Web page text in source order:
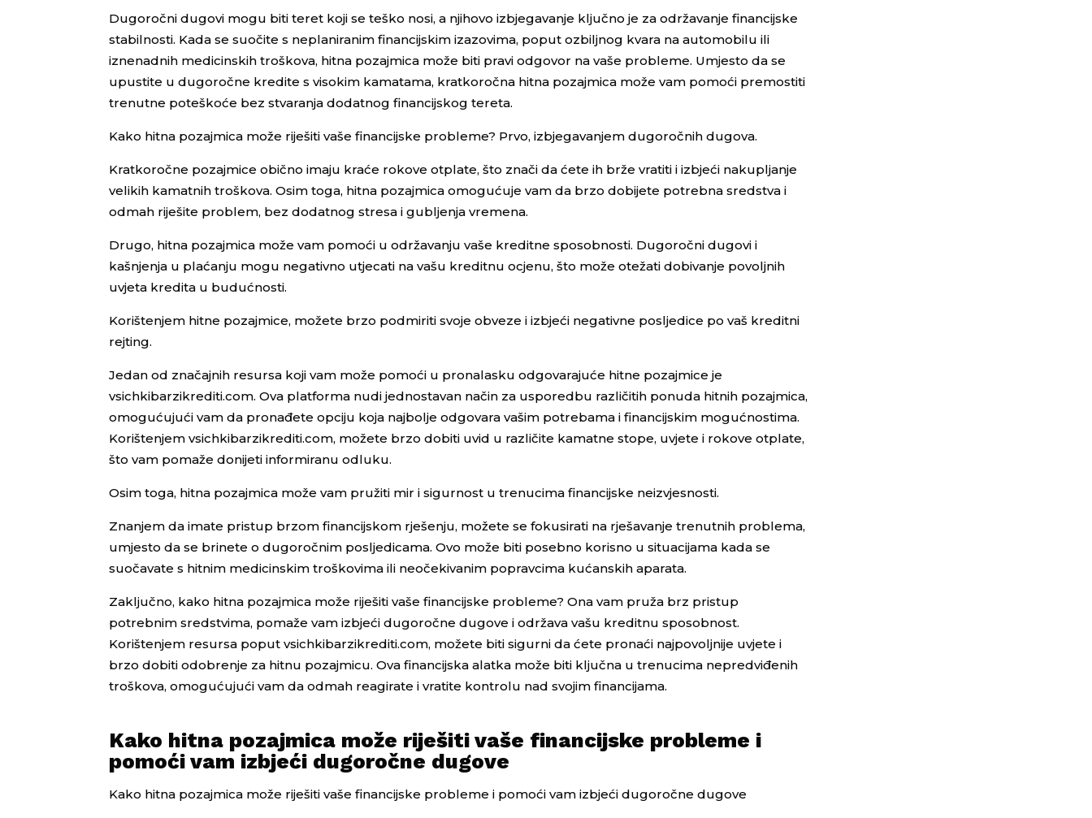
Dugoročni dugovi mogu biti teret koji se teško nosi, a njihovo izbjegavanje ključno je za održavanje financijske
stabilnosti. Kada se suočite s neplaniranim financijskim izazovima, poput ozbiljnog kvara na automobilu ili
iznenadnih medicinskih troškova, hitna pozajmica može biti pravi odgovor na vaše probleme. Umjesto da se
upustite u dugoročne kredite s visokim kamatama, kratkoročna hitna pozajmica može vam pomoći premostiti
trenutne poteškoće bez stvaranja dodatnog financijskog tereta.
Kako hitna pozajmica može riješiti vaše financijske probleme? Prvo, izbjegavanjem dugoročnih dugova.
Kratkoročne pozajmice obično imaju kraće rokove otplate, što znači da ćete ih brže vratiti i izbjeći nakupljanje
velikih kamatnih troškova. Osim toga, hitna pozajmica omogućuje vam da brzo dobijete potrebna sredstva i
odmah riješite problem, bez dodatnog stresa i gubljenja vremena.
Drugo, hitna pozajmica može vam pomoći u održavanju vaše kreditne sposobnosti. Dugoročni dugovi i
kašnjenja u plaćanju mogu negativno utjecati na vašu kreditnu ocjenu, što može otežati dobivanje povoljnih
uvjeta kredita u budućnosti.
Korištenjem hitne pozajmice, možete brzo podmiriti svoje obveze i izbjeći negativne posljedice po vaš kreditni
rejting.
Jedan od značajnih resursa koji vam može pomoći u pronalasku odgovarajuće hitne pozajmice je
vsichkibarzikrediti.com. Ova platforma nudi jednostavan način za usporedbu različitih ponuda hitnih pozajmica,
omogućujući vam da pronađete opciju koja najbolje odgovara vašim potrebama i financijskim mogućnostima.
Korištenjem vsichkibarzikrediti.com, možete brzo dobiti uvid u različite kamatne stope, uvjete i rokove otplate,
što vam pomaže donijeti informiranu odluku.
Osim toga, hitna pozajmica može vam pružiti mir i sigurnost u trenucima financijske neizvjesnosti.
Znanjem da imate pristup brzom financijskom rješenju, možete se fokusirati na rješavanje trenutnih problema,
umjesto da se brinete o dugoročnim posljedicama. Ovo može biti posebno korisno u situacijama kada se
suočavate s hitnim medicinskim troškovima ili neočekivanim popravcima kućanskih aparata.
Zaključno, kako hitna pozajmica može riješiti vaše financijske probleme? Ona vam pruža brz pristup
potrebnim sredstvima, pomaže vam izbjeći dugoročne dugove i održava vašu kreditnu sposobnost.
Korištenjem resursa poput vsichkibarzikrediti.com, možete biti sigurni da ćete pronaći najpovoljnije uvjete i
brzo dobiti odobrenje za hitnu pozajmicu. Ova financijska alatka može biti ključna u trenucima nepredviđenih
troškova, omogućujući vam da odmah reagirate i vratite kontrolu nad svojim financijama.
Kako hitna pozajmica može riješiti vaše financijske probleme i
pomoći vam izbjeći dugoročne dugove
Kako hitna pozajmica može riješiti vaše financijske probleme i pomoći vam izbjeći dugoročne dugove